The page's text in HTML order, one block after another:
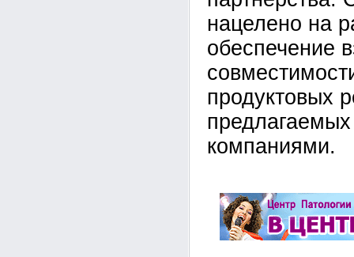
нацелено на
обеспечение
продуктовых
компаниями.